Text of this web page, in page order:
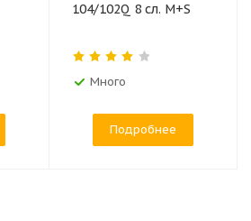
104/102Q 8 сл. M+S
Много
Подробнее